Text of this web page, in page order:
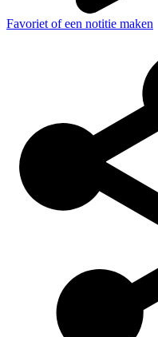
Favoriet of een notitie maken